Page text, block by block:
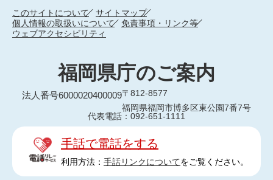
このサイトについて
サイトマップ
個人情報の取扱いについて
免責事項・リンク等
ウェブアクセシビリティ
福岡県庁のご案内
法人番号6000020400009〒812-8577
福岡県福岡市博多区東公園7番7号
代表電話：092-651-1111
手話で電話をする
利用方法： 手話リンクについてをご覧ください。